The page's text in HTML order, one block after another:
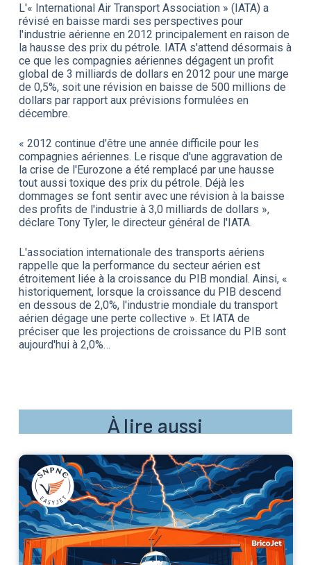
L'« International Air Transport Association » (IATA) a
révisé en baisse mardi ses perspectives pour
l'industrie aérienne en 2012 principalement en raison de
la hausse des prix du pétrole. IATA s'attend désormais à
ce que les compagnies aériennes dégagent un profit
global de 3 milliards de dollars en 2012 pour une marge
de 0,5%, soit une révision en baisse de 500 millions de
dollars par rapport aux prévisions formulées en
décembre.
« 2012 continue d'être une année difficile pour les
compagnies aériennes. Le risque d'une aggravation de
la crise de l'Eurozone a été remplacé par une hausse
tout aussi toxique des prix du pétrole. Déjà les
dommages se font sentir avec une révision à la baisse
des profits de l'industrie à 3,0 milliards de dollars »,
déclare Tony Tyler, le directeur général de l'IATA.
L'association internationale des transports aériens
rappelle que la performance du secteur aérien est
étroitement liée à la croissance du PIB mondial. Ainsi, «
historiquement, lorsque la croissance du PIB descend
en dessous de 2,0%, l'industrie mondiale du transport
aérien dégage une perte collective ». Et IATA de
préciser que les projections de croissance du PIB sont
aujourd'hui à 2,0%…
À lire aussi